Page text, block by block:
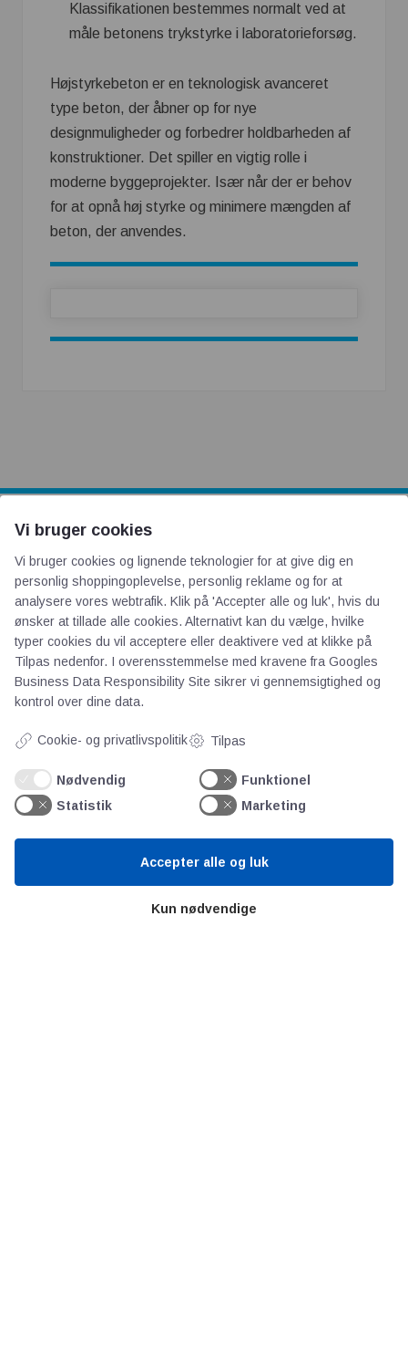
Klassifikationen bestemmes normalt ved at
måle betonens trykstyrke i laboratorieforsøg.
Højstyrkebeton er en teknologisk avanceret
type beton, der åbner op for nye
designmuligheder og forbedrer holdbarheden af ​​
konstruktioner. Det spiller en vigtig rolle i
moderne byggeprojekter. Især når der er behov
for at opnå høj styrke og minimere mængden af
beton, der anvendes.
Om os
Priser
Kontakt
Persondata
Videncentre
Teknologisk Institut
Bitva
Vi bruger cookies
Vi bruger cookies og lignende teknologier for at give dig en
personlig shoppingoplevelse, personlig reklame og for at
analysere vores webtrafik. Klik på 'Accepter alle og luk', hvis du
ønsker at tillade alle cookies. Alternativt kan du vælge, hvilke
typer cookies du vil acceptere eller deaktivere ved at klikke på
Tilpas nedenfor. I overensstemmelse med kravene fra Googles
Business Data Responsibility Site sikrer vi gennemsigtighed og
kontrol over dine data.
Cookie- og privatlivspolitik Tilpas
Nødvendig
Funktionel
Statistik
Marketing
Kun nødvendige
Accepter alle og luk